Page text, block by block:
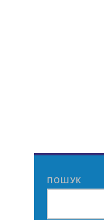
ПОШУК